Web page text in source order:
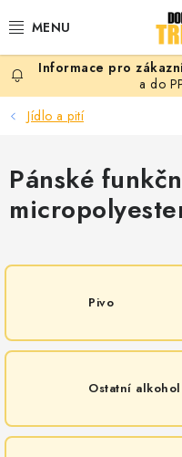
na
PRO ŽENY
PRO MUŽE
PRO DĚTI
DOPLŇKY
PRO PÁRY
a do
Jídlo a pití
Pánské
Pivo
Ostatní alkohol